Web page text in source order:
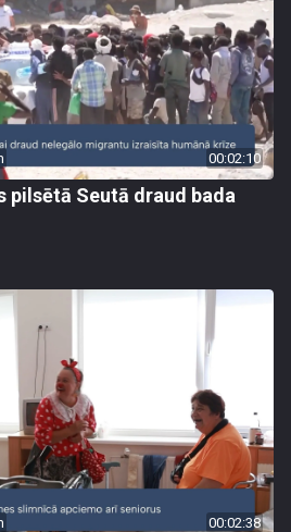
00:02:10
pilsētā Seutā draud bada
00:02:38